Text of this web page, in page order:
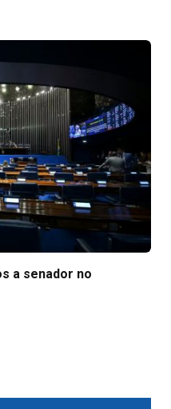
a senador no